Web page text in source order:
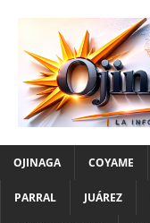
OJINAGA COYAME
PARRAL JUÁREZ